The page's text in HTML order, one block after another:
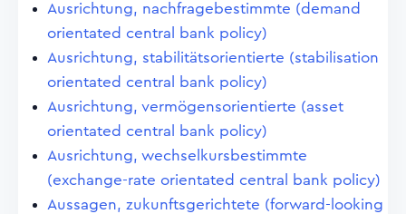
Ausrichtung, nachfragebestimmte (demand
orientated central bank policy)
Ausrichtung, stabilitätsorientierte (stabilisation
orientated central bank policy)
Ausrichtung, vermögensorientierte (asset
orientated central bank policy)
Ausrichtung, wechselkursbestimmte
(exchange-rate orientated central bank policy)
Aussagen, zukunftsgerichtete (forward-looking